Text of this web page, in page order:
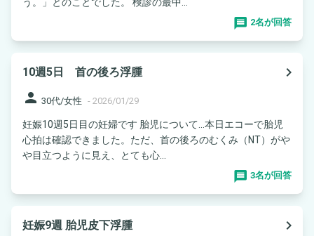
2名が回答
10週5日 首の後ろ浮腫
navigate_next
person 30代/女性 - 2026/01/29
妊娠10週5日目の妊婦です 胎児について…本日エコーで胎児
心拍は確認できました。ただ、首の後ろのむくみ（NT）がや
や目立つように見え、とても心...
3名が回答
妊娠9週 胎児皮下浮腫
navigate_next